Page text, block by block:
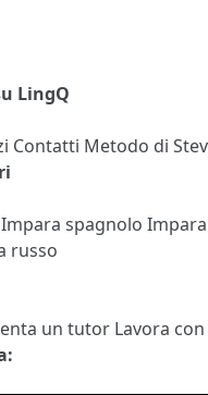
LingQ
Contatti Metodo di
Impara spagnolo
russo
un tutor Lavora